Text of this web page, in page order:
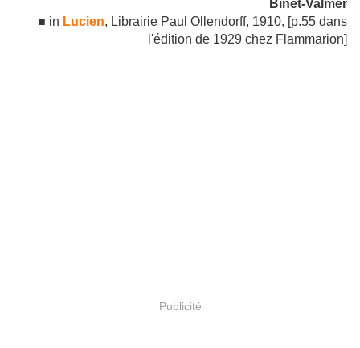
Binet-Valmer
■ in Lucien, Librairie Paul Ollendorff, 1910, [p.55 dans
l'édition de 1929 chez Flammarion]
Publicité